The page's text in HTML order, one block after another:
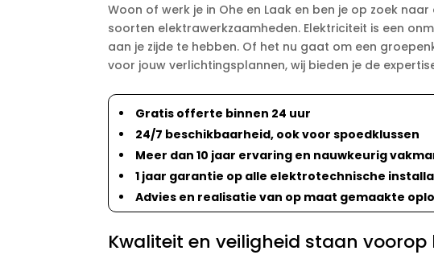
Woon of werk je in Ohe en Laak en ben je op zoek
soorten elektrawerkzaamheden. Elektriciteit is een
aan je zijde te hebben. Of het nu gaat om een
voor jouw verlichtingsplannen, wij bieden je de
Gratis offerte binnen 24 uur
24/7 beschikbaarheid, ook voor spoedklussen
Meer dan 10 jaar ervaring en nauwkeurig
1 jaar garantie op alle elektrotechnische
Advies en realisatie van op maat gemaakte
Kwaliteit en veiligheid staan